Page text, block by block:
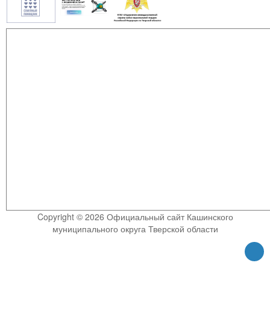
Copyright © 2026 Официальный сайт Кашинского
муниципального округа Тверской области